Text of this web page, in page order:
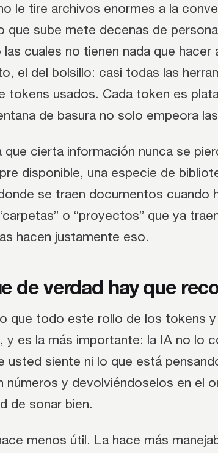
le tire archivos enormes a la
que sube mete decenas de
las cuales no tienen nada que hacer
el del bolsillo: casi todas las
tokens usados. Cada token es
de basura no solo empeora
que cierta información nunca se
disponible, una especie de
se traen documentos cuando
o “proyectos” que ya
hacen justamente eso.
de verdad hay que
que todo este rollo de los tokens y
y es la más importante: la IA no lo
usted siente ni lo que está
números y devolviéndoselos en el
de sonar bien.
menos útil. La hace más